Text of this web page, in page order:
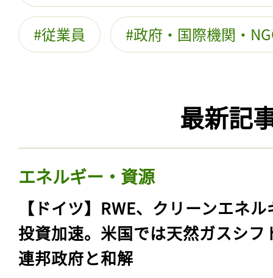
従業員 政府・国際機関・
最新記
エネルギー・資源
【ドイツ】RWE、クリーンエネ
投資加速。米国では天然ガスシフ
連邦政府と和解